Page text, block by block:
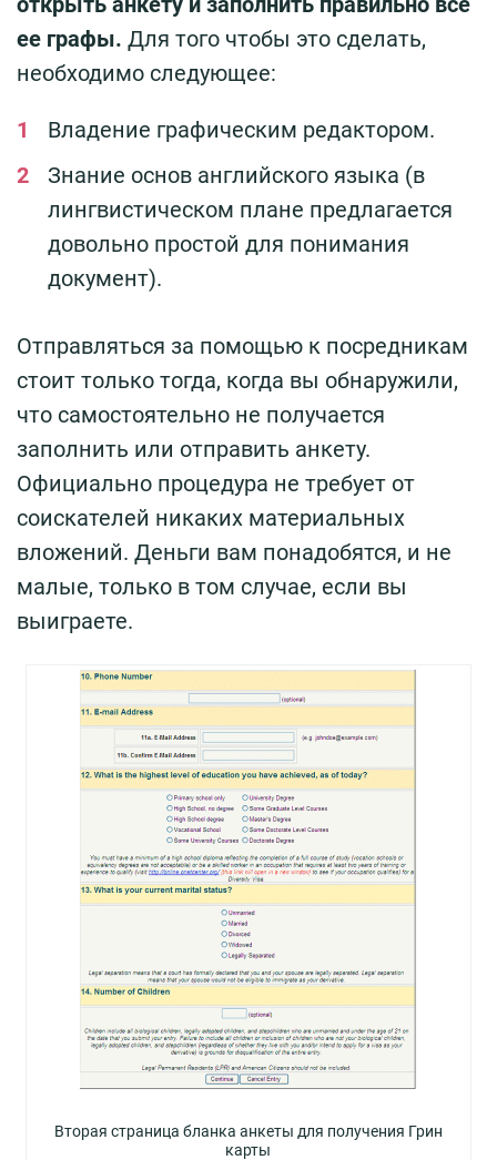
ее графы. Для того чтобы это сделать,
необходимо следующее:
Владение графическим редактором.
Знание основ английского языка (в
лингвистическом плане предлагается
довольно простой для понимания
документ).
Отправляться за помощью к посредникам
стоит только тогда, когда вы обнаружили,
что самостоятельно не получается
заполнить или отправить анкету.
Официально процедура не требует от
соискателей никаких материальных
вложений. Деньги вам понадобятся, и не
малые, только в том случае, если вы
выиграете.
Вторая страница бланка анкеты для получения Грин
карты